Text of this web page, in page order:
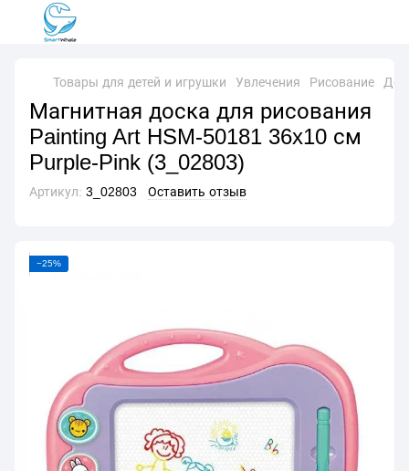
Товары для детей и игрушки Увлечения Рисование
Магнитная доска для рисования
Painting Art HSM-50181 36x10 см
Purple-Pink (3_02803)
Артикул: 3_02803 Оставить отзыв
−25%